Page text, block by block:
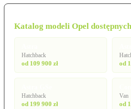
Katalog modeli Opel
Hatchback
od 109 900 zł od
Hatchback
od 199 900 zł
Van
od